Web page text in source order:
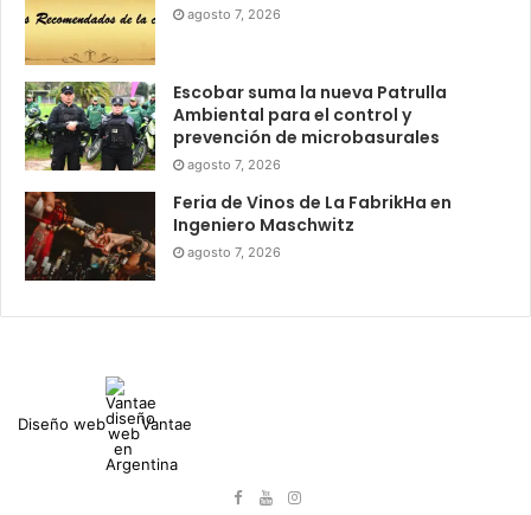
agosto 7, 2026
Escobar suma la nueva Patrulla
Ambiental para el control y
prevención de microbasurales
agosto 7, 2026
Feria de Vinos de La FabrikHa en
Ingeniero Maschwitz
agosto 7, 2026
Diseño web Vantae